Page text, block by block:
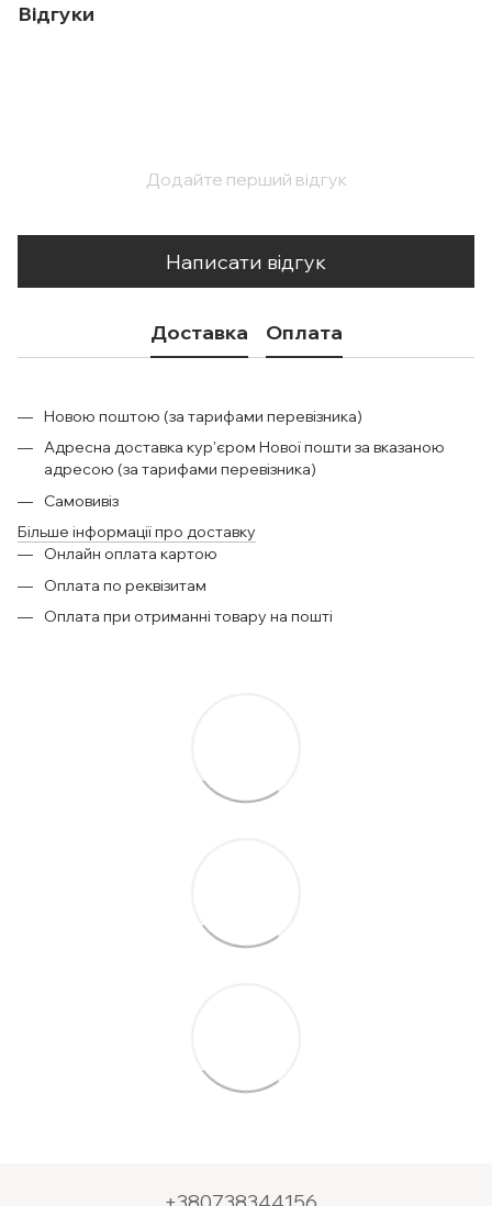
Відгуки
Додайте перший відгук
Написати відгук
Доставка Оплата
Новою поштою (за тарифами перевізника)
Адресна доставка кур'єром Нової пошти за вказаною
адресою (за тарифами перевізника)
Самовивіз
Більше інформації про доставку
Онлайн оплата картою
Оплата по реквізитам
Оплата при отриманні товару на пошті